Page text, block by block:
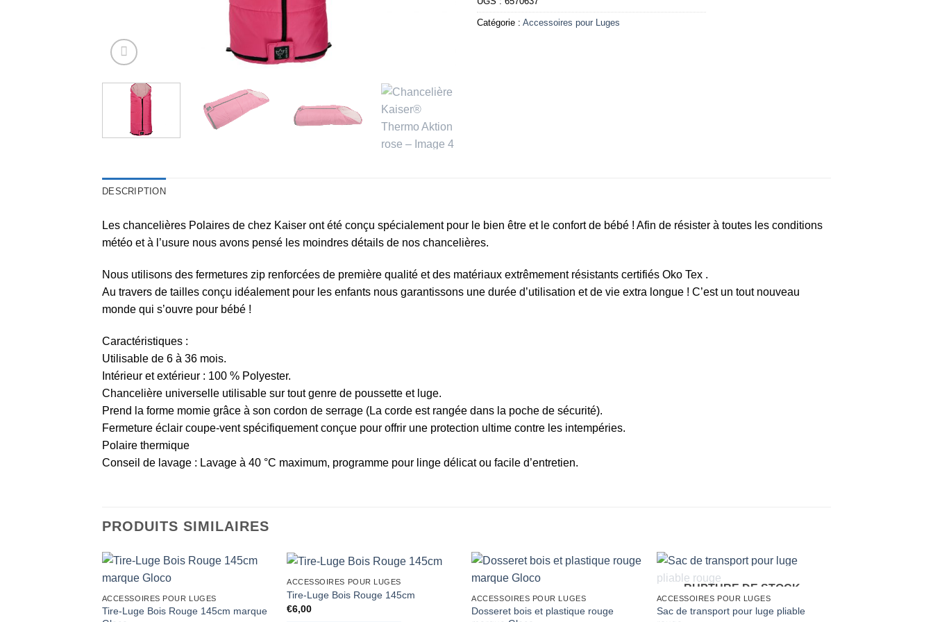
Catégorie : Accessoires pour Luges
DESCRIPTION
Les chancelières Polaires de chez Kaiser ont été conçu spécialement pour le bien être et le confort de bébé ! Afin de résister à toutes les conditions
météo et à l’usure nous avons pensé les moindres détails de nos chancelières.
Nous utilisons des fermetures zip renforcées de première qualité et des matériaux extrêmement résistants certifiés Oko Tex .
Au travers de tailles conçu idéalement pour les enfants nous garantissons une durée d’utilisation et de vie extra longue ! C’est un tout nouveau
monde qui s’ouvre pour bébé !
Caractéristiques :
Utilisable de 6 à 36 mois.
Intérieur et extérieur : 100 % Polyester.
Chancelière universelle utilisable sur tout genre de poussette et luge.
Prend la forme momie grâce à son cordon de serrage (La corde est rangée dans la poche de sécurité).
Fermeture éclair coupe-vent spécifiquement conçue pour offrir une protection ultime contre les intempéries.
Polaire thermique
Conseil de lavage : Lavage à 40 °C maximum, programme pour linge délicat ou facile d’entretien.
PRODUITS SIMILAIRES
ACCESSOIRES POUR LUGES
Tire-Luge Bois Rouge 145cm marque
ACCESSOIRES POUR LUGES
Tire-Luge Bois Rouge 145cm
€6,00
ACCESSOIRES POUR LUGES
Dosseret bois et plastique rouge
RUPTURE DE STOCK
ACCESSOIRES POUR LUGES
Sac de transport pour luge pliable